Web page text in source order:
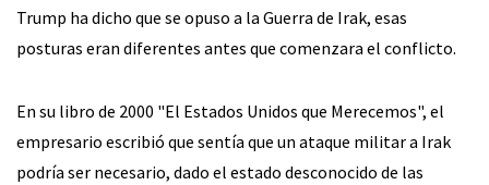
Trump ha dicho que se opuso a la Guerra de Irak, esas
posturas eran diferentes antes que comenzara el conflicto.
En su libro de 2000 "El Estados Unidos que Merecemos", el
empresario escribió que sentía que un ataque militar a Irak
podría ser necesario, dado el estado desconocido de las